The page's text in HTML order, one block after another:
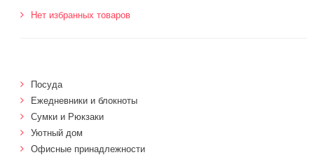
Нет избранных товаров
Посуда
Ежедневники и блокноты
Сумки и Рюкзаки
Уютный дом
Офисные принадлежности